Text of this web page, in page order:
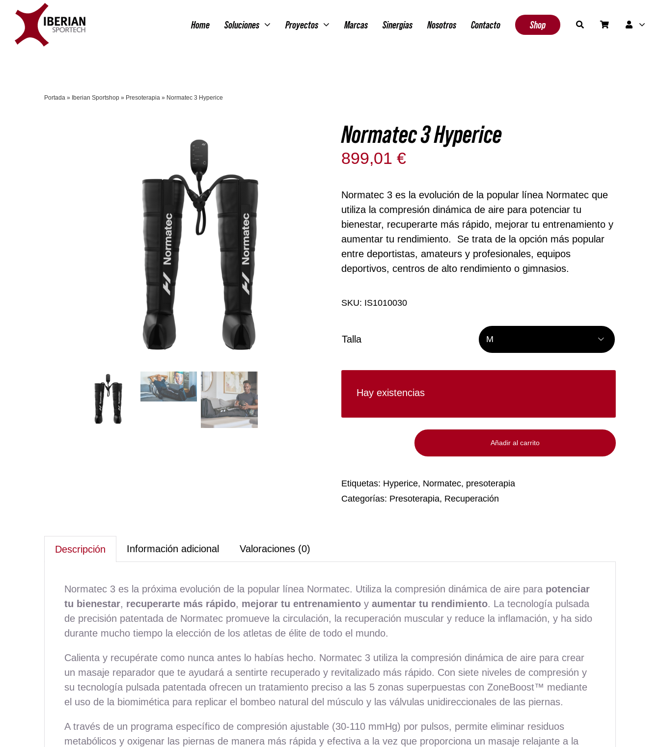
contenido
Home Soluciones Proyectos Marcas Sinergias Nosotros Contacto Shop
Portada» Iberian Sportshop» Presoterapia» Normatec 3 Hyperice
Normatec 3 Hyperice
899,01€
Normatec 3 es la evolución de la popular línea Normatec que
utiliza la compresión dinámica de aire para potenciar tu
bienestar, recuperarte más rápido, mejorar tu entrenamiento y
aumentar tu rendimiento. Se trata de la opción más popular
entre deportistas, amateurs y profesionales, equipos
deportivos, centros de alto rendimiento o gimnasios.
SKU: IS1010030
Talla 
Hay existencias
Añadir al carrito
Etiquetas: Hyperice, Normatec, presoterapia
Categorías: Presoterapia, Recuperación
Descripción Información adicional Valoraciones (0)
Normatec 3 es la próxima evolución de la popular línea Normatec. Utiliza la compresión dinámica de aire para potenciar
tu bienestar, recuperarte más rápido, mejorar tu entrenamientoy aumentar tu rendimiento. La tecnología pulsada
de precisión patentada de Normatec promueve la circulación, la recuperación muscular y reduce la inflamación, y ha sido
durante mucho tiempo la elección de los atletas de élite de todo el mundo.
Calienta y recupérate como nunca antes lo habías hecho. Normatec 3 utiliza la compresión dinámica de aire para crear
un masaje reparador que te ayudará a sentirte recuperado y revitalizado más rápido. Con siete niveles de compresión y
su tecnología pulsada patentada ofrecen un tratamiento preciso a las 5 zonas superpuestas con ZoneBoost™ mediante
el uso de la biomimética para replicar el bombeo natural del músculo y las válvulas unidireccionales de las piernas.
A través de un programa específico de compresión ajustable (30-110 mmHg) por pulsos, permite eliminar residuos
metabólicos y oxigenar las piernas de manera más rápida y efectiva a la vez que proporciona un masaje relajante a la